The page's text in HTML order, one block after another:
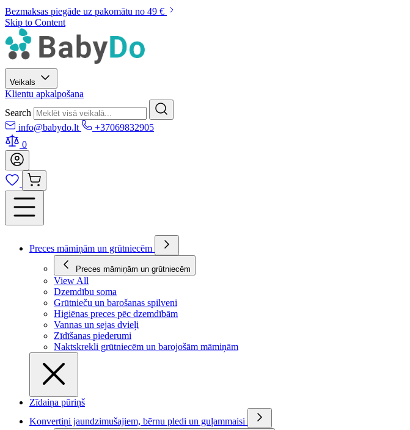
Bezmaksas piegāde uz pakomātu no 49 €
Skip to Content
Veikals
Klientu apkalpošana
Search
info@babydo.lt
+37069832905
0
Preces māmiņām un grūtniecēm
Preces māmiņām un grūtniecēm
View All
Dzemdību soma
Grūtnieču un barošanas spilveni
Higiēnas preces pēc dzemdībām
Vannas un sejas dvieļi
Zīdīšanas piederumi
Naktskrekli grūtniecēm un barojošām māmiņām
Zīdaiņa pūriņš
Konvertiņi jaundzimušajiem, bērnu pledi un guļammaisi